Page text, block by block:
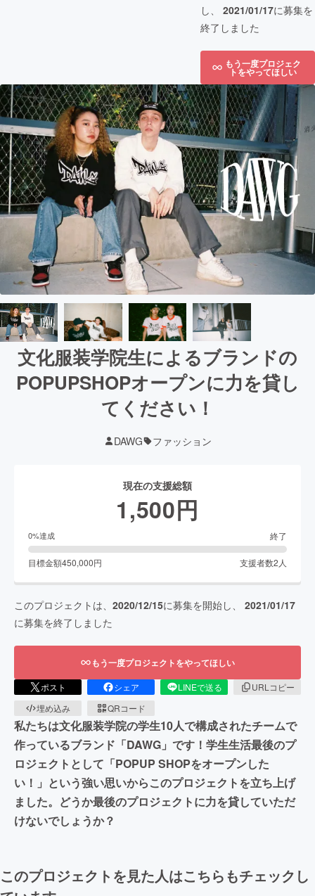
し、 2021/01/17に募集を
終了しました
もう一度プロジェク
トをやってほしい
文化服装学院生によるブランドの
POPUPSHOPオープンに力を貸し
てください！
DAWG ファッション
現在の支援総額
1,500円
0%達成 終了
目標金額450,000円 支援者数2 人
このプロジェクトは、 2020/12/15に募集を開始し、 2021/01/17
に募集を終了しました
もう一度プロジェクトをやってほしい
ポスト シェア LINEで送る
URLコピー
埋め込み
QRコード
私たちは文化服装学院の学生10人で構成されたチームで
作っているブランド「DAWG」です！学生生活最後のプ
ロジェクトとして「POPUP SHOPをオープンした
い！」という強い思いからこのプロジェクトを立ち上げ
ました。どうか最後のプロジェクトに力を貸していただ
けないでしょうか？
このプロジェクトを見た人はこちらもチェックし